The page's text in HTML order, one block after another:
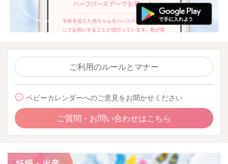
ご利用のルールとマナー
ベビーカレンダーへのご意見をお聞かせください
ご質問・お問い合わせはこちら